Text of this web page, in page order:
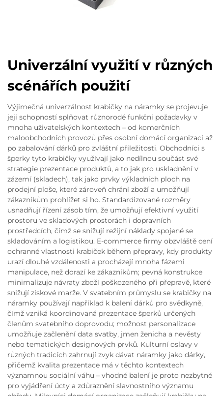
Univerzální využití v různých
scénářích použití
Výjimečná univerzálnost krabičky na náramky se projevuje
její schopností splňovat různorodé funkční požadavky v
mnoha uživatelských kontextech – od komerčních
maloobchodních provozů přes osobní domácí organizaci až
po zabalování dárků pro zvláštní příležitosti. Obchodníci s
šperky tyto krabičky využívají jako nedílnou součást své
strategie prezentace produktů, a to jak pro uskladnění v
zázemí (skladech), tak jako prvky výkladních ploch na
prodejní ploše, které zároveň chrání zboží a umožňují
zákazníkům prohlížet si ho. Standardizované rozměry
usnadňují řízení zásob tím, že umožňují efektivní využití
prostoru ve skladových prostorách i dopravních
prostředcích, čímž se snižují režijní náklady spojené se
skladováním a logistikou. E-commerce firmy obzvláště cení
ochranné vlastnosti krabiček během přepravy, kdy produkty
urazí dlouhé vzdálenosti a procházejí mnoha fázemi
manipulace, než dorazí ke zákazníkům; pevná konstrukce
minimalizuje návraty zboží poškozeného při přepravě, které
snižují ziskové marže. V svatebním průmyslu se krabičky na
náramky používají například k balení dárků pro svědkyně,
čímž vzniká koordinovaná prezentace šperků určených
členům svatebního doprovodu; možnost personalizace
umožňuje začlenění data svatby, jmen ženicha a nevěsty
nebo tematických designových prvků. Kulturní oslavy v
různých tradicích zahrnují zvyk dávat náramky jako dárky,
přičemž kvalita prezentace má v těchto kontextech
významnou sociální váhu – vhodné balení je proto nezbytné
pro vyjádření úcty a zdůraznění slavnostního významu